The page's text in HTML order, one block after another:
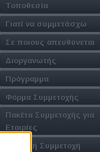
Τοποθεσία
Γιατί να συμμετάσχω
Σε ποιους απευθύνεται
Διοργανωτής
Πρόγραμμα
Φόρμα Συμμετοχής
Πακέτα Συμμετοχής για
Εταιρίες
Εταιρική Συμμετοχή